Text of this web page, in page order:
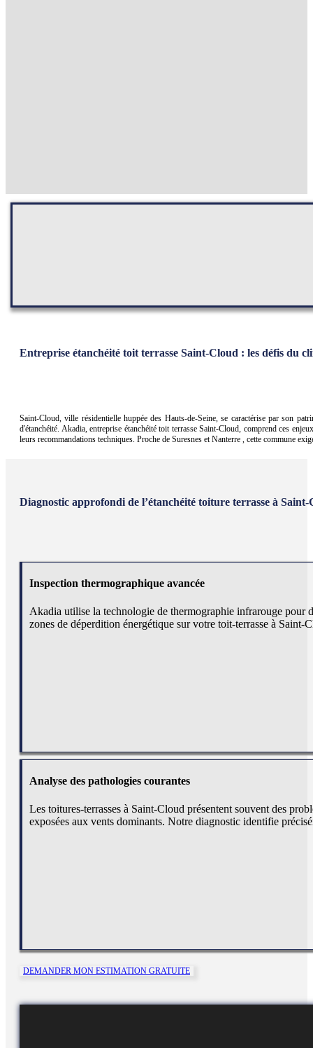
Entreprise étanchéité toit terrasse Saint-Cloud : les défis du
Saint-Cloud, ville résidentielle huppée des Hauts-de-Seine, se caractérise par son
d'étanchéité. Akadia, entreprise étanchéité toit terrasse Saint-Cloud, comprend ces
leurs recommandations techniques. Proche de Suresnes et Nanterre , cette commune
Diagnostic approfondi de l’étanchéité toiture terrasse à Saint-
Inspection thermographique avancée
Akadia utilise la technologie de thermographie infrarouge pour
zones de déperdition énergétique sur votre toit-terrasse à Saint-
Analyse des pathologies courantes
Les toitures-terrasses à Saint-Cloud présentent souvent des
exposées aux vents dominants. Notre diagnostic identifie
DEMANDER MON ESTIMATION GRATUITE